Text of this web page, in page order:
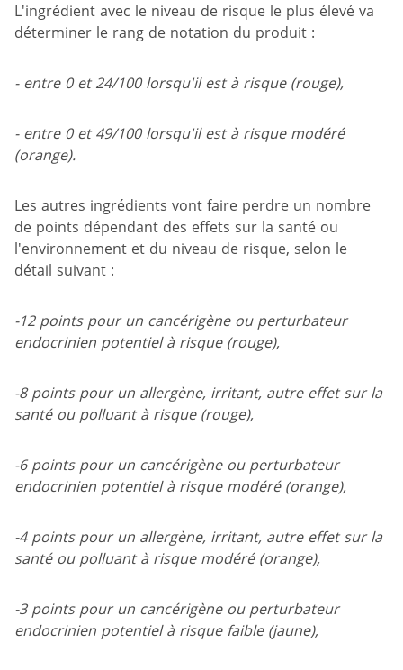
L'ingrédient avec le niveau de risque le plus élevé va
déterminer le rang de notation du produit :
- entre 0 et 24/100 lorsqu'il est à risque (rouge),
- entre 0 et 49/100 lorsqu'il est à risque modéré
(orange).
Les autres ingrédients vont faire perdre un nombre
de points dépendant des effets sur la santé ou
l'environnement et du niveau de risque, selon le
détail suivant :
-12 points pour un cancérigène ou perturbateur
endocrinien potentiel à risque (rouge),
-8 points pour un allergène, irritant, autre effet sur la
santé ou polluant à risque (rouge),
-6 points pour un cancérigène ou perturbateur
endocrinien potentiel à risque modéré (orange),
-4 points pour un allergène, irritant, autre effet sur la
santé ou polluant à risque modéré (orange),
-3 points pour un cancérigène ou perturbateur
endocrinien potentiel à risque faible (jaune),